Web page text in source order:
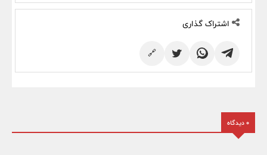
اشتراک گذاری
🔗
0 دیدگاه